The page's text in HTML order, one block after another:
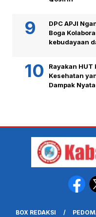
DPC APJI
Boga
kebudayaan
Rayakan
Kesehatan
Dampak Nyata
BOX REDAKSI